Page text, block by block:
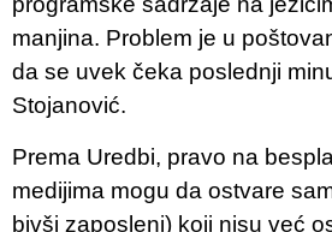
manjina. Problem je u
da se uvek čeka poslednji
Stojanović.
Prema Uredbi, pravo na
medijima mogu da ostvare
bivši zaposleni) koji nisu već